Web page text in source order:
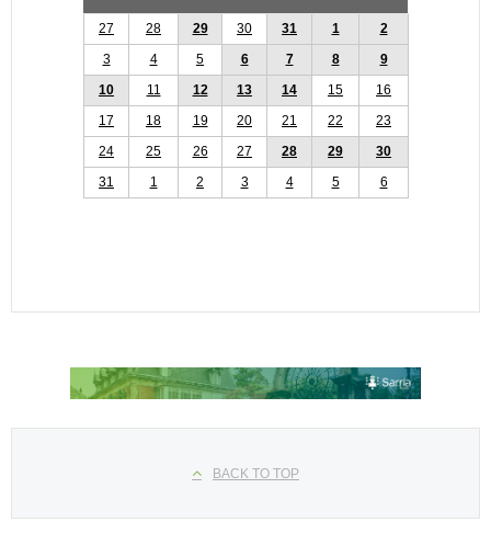
27 28 29 30 31 1
2
3
4 5 6 7 8
9
10
11 12 13 14 15
16
17
18 19 20 21 22
23
24
25 26 27 28 29
30
31
1 2 3 4 5 6
BACK TO TOP